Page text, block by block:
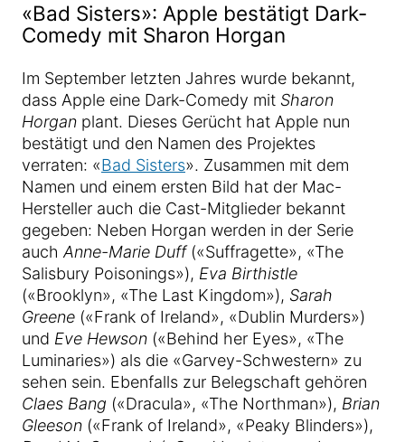
«Bad Sisters»: Apple bestätigt Dark-
Comedy mit Sharon Horgan
Im September letzten Jahres wurde bekannt,
dass Apple eine Dark-Comedy mit Sharon
Horgan plant. Dieses Gerücht hat Apple nun
bestätigt und den Namen des Projektes
verraten: «Bad Sisters». Zusammen mit dem
Namen und einem ersten Bild hat der Mac-
Hersteller auch die Cast-Mitglieder bekannt
gegeben: Neben Horgan werden in der Serie
auch Anne-Marie Duff(«Suffragette», «The
Salisbury Poisonings»), Eva Birthistle
(«Brooklyn», «The Last Kingdom»), Sarah
Greene («Frank of Ireland», «Dublin Murders»)
und Eve Hewson («Behind her Eyes», «The
Luminaries») als die «Garvey-Schwestern» zu
sehen sein. Ebenfalls zur Belegschaft gehören
Claes Bang («Dracula», «The Northman»), Brian
Gleeson («Frank of Ireland», «Peaky Blinders»),